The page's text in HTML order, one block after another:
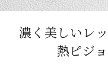
濃く美しいレ
熱ピジ